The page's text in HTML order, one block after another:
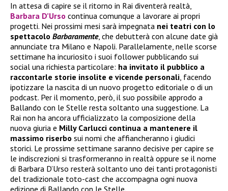
In attesa di capire se il ritorno in Rai diventerà realtà,
Barbara D’Urso continua comunque a lavorare ai propri
progetti. Nei prossimi mesi sarà impegnata nei teatri con lo
spettacolo Barbaramente, che debutterà con alcune date già
annunciate tra Milano e Napoli. Parallelamente, nelle scorse
settimane ha incuriosito i suoi follower pubblicando sui
social una richiesta particolare: ha invitato il pubblico a
raccontarle storie insolite e vicende personali, facendo
ipotizzare la nascita di un nuovo progetto editoriale o di un
podcast. Per il momento, però, il suo possibile approdo a
Ballando con le Stelle resta soltanto una suggestione. La
Rai non ha ancora ufficializzato la composizione della
nuova giuria e Milly Carlucci continua a mantenere il
massimo riserbo sui nomi che affiancheranno i giudici
storici. Le prossime settimane saranno decisive per capire se
le indiscrezioni si trasformeranno in realtà oppure se il nome
di Barbara D’Urso resterà soltanto uno dei tanti protagonisti
del tradizionale toto-cast che accompagna ogni nuova